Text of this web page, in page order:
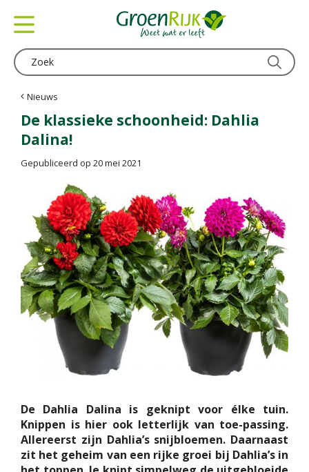
Nieuws
De klassieke schoonheid: Dahlia
Dalina!
Gepubliceerd op 20 mei 2021
De Dahlia Dalina is geknipt voor élke tuin.
Knippen is hier ook letterlijk van toe-passing.
Allereerst zijn Dahlia’s snijbloemen. Daarnaast
zit het geheim van een rijke groei bij Dahlia’s in